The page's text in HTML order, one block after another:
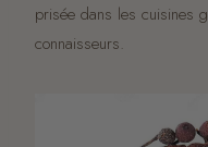
prisée dans les cuisines
connaisseurs.